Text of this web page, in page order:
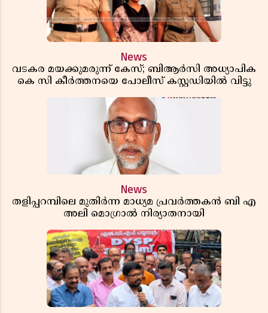
News
വടകര മയക്കുമരുന്ന് കേസ്; ബിആർസി അധ്യാപിക
കെ സി കീർത്തനയെ പോലീസ് കസ്റ്റഡിയിൽ വിട്ടു
News
തളിപ്പറമ്പിലെ മുതിർന്ന മാധ്യമ പ്രവർത്തകൻ ബി എ
അലി മൊഗ്രാൽ നിര്യാതനായി